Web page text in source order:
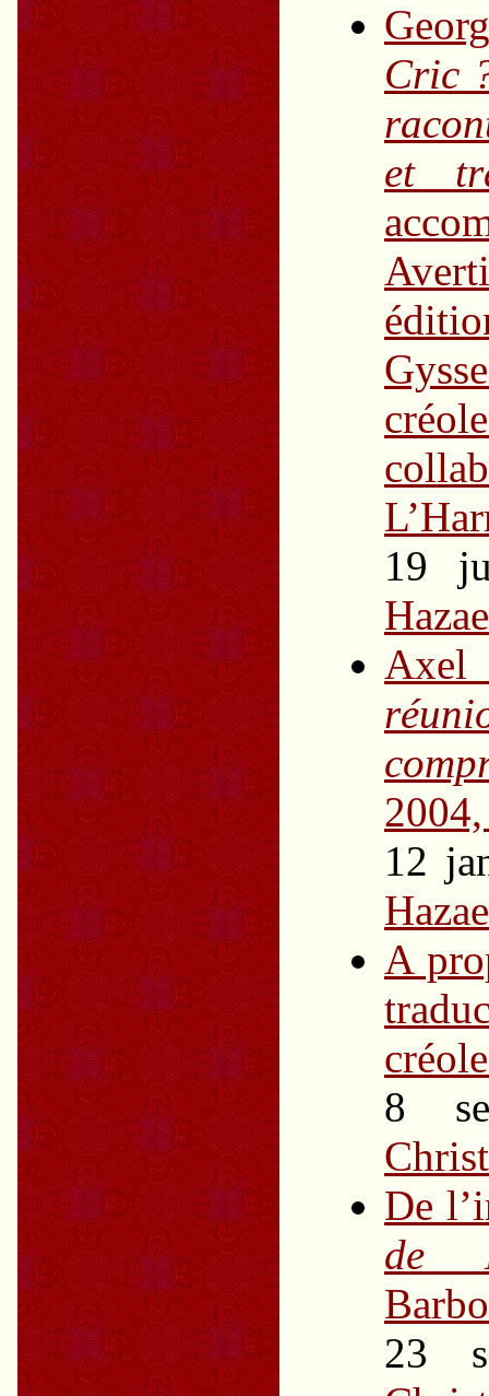
Cric
et
19
12
A
8
De
de
23